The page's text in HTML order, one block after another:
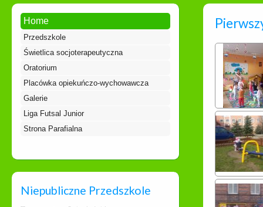
Home
Przedszkole
Świetlica socjoterapeutyczna
Oratorium
Placówka opiekuńczo-wychowawcza
Galerie
Liga Futsal Junior
Strona Parafialna
Niepubliczne Przedszkole